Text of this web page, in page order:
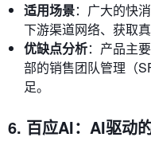
适用场景：广大的快
下游渠道网络、获取
优缺点分析：产品主
部的销售团队管理（
足。
6. 百应AI：AI驱动